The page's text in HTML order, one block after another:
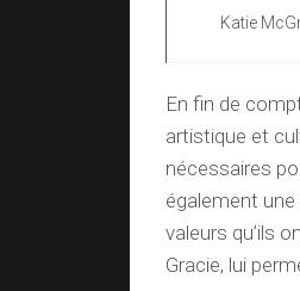
Katie
En fin de
artistique et
nécessaires
également une
valeurs qu’ils
Gracie, lui